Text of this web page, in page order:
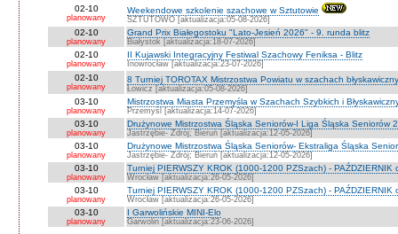
02-10
planowany
Weekendowe szkolenie szachowe w Sztutowie
SZTUTOWO [aktualizacja:05-08-2026]
02-10
planowany
Grand Prix Białegostoku "Lato-Jesień 2026" - 9. runda blitz
Białystok [aktualizacja:18-07-2026]
02-10
planowany
II Kujawski Integracyjny Festiwal Szachowy Feniksa - Blitz
Inowrocław [aktualizacja:23-07-2026]
02-10
planowany
8 Turniej TOROTAX Mistrzostwa Powiatu w szachach
Łowicz [aktualizacja:05-08-2026]
03-10
planowany
Mistrzostwa Miasta Przemyśla w Szachach Szybkich i
Przemyśl [aktualizacja:14-07-2026]
03-10
planowany
Drużynowe Mistrzostwa Śląska Seniorów-I Liga Śląska Seniorów
Jastrzębie- Zdrój; Bieruń [aktualizacja:12-05-2026]
03-10
planowany
Drużynowe Mistrzostwa Śląska Seniorów- Ekstraliga Śląska
Jastrzębie- Zdrój; Bieruń [aktualizacja:12-05-2026]
03-10
planowany
Turniej PIERWSZY KROK (1000-1200 PZSzach) - PAŹDZIERNIK
Wrocław [aktualizacja:26-05-2026]
03-10
planowany
Turniej PIERWSZY KROK (1000-1200 PZSzach) - PAŹDZIERNIK
Wrocław [aktualizacja:26-05-2026]
03-10
planowany
I Garwolińskie MINI-Elo
Garwolin [aktualizacja:23-06-2026]